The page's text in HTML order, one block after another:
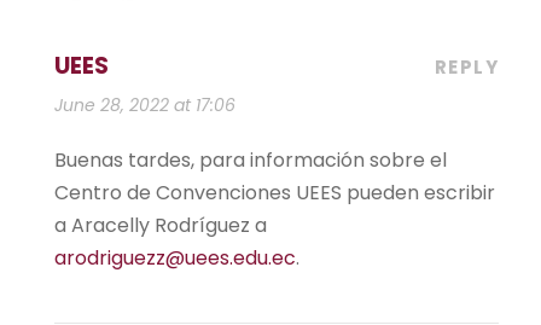
UEES
June 28, 2022 at 17:06
REPLY
Buenas tardes, para información sobre el
Centro de Convenciones UEES pueden escribir
a Aracelly Rodríguez a
arodriguezz@uees.edu.ec.